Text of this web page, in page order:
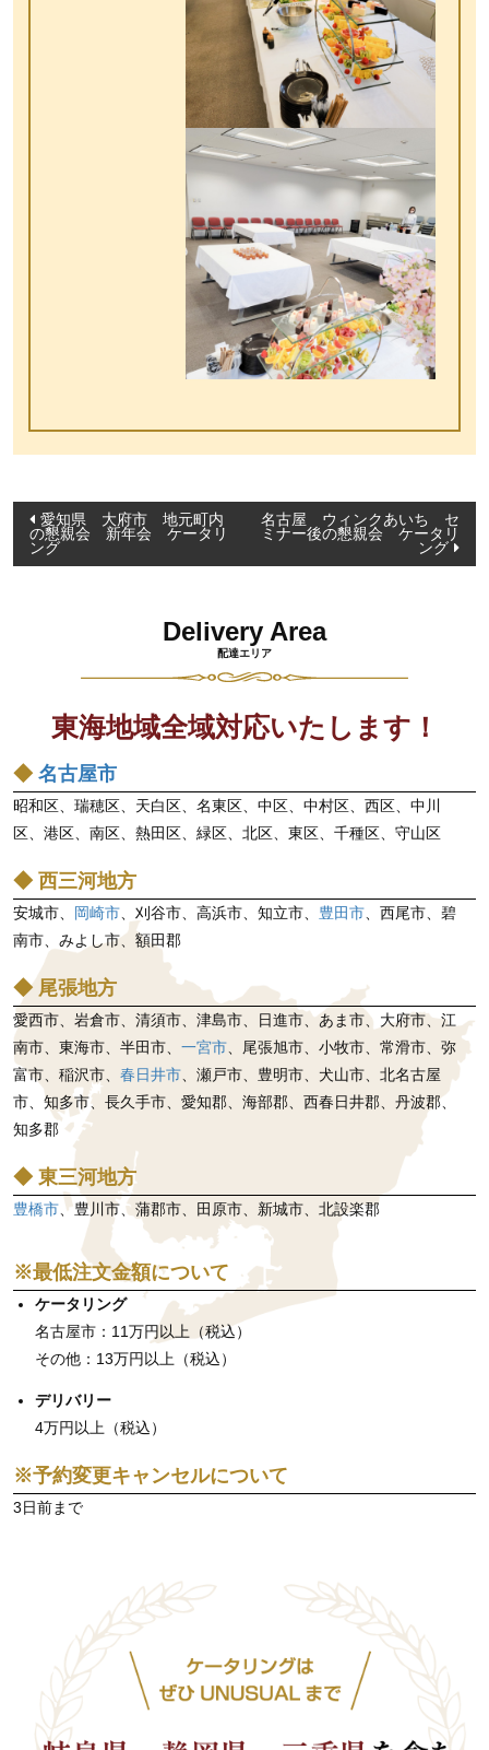
投
稿
ナ
ン
愛知県 大府市 地元町内
の懇親会 新年会 ケータリ
ング
名古屋 ウィンクあいち セ
ミナー後の懇親会 ケータリ
ング
Delivery Area
配達エリア
東海地域全域対応いたします！
◆ 名古屋市
昭和区、瑞穂区、天白区、名東区、中区、中村区、西区、中川
区、港区、南区、熱田区、緑区、北区、東区、千種区、守山区
◆ 西三河地方
安城市、 岡崎市 、刈谷市、高浜市、知立市、 豊田市 、西尾市、碧
南市、みよし市、額田郡
◆ 尾張地方
愛西市、岩倉市、清須市、津島市、日進市、あま市、大府市、江
南市、東海市、半田市、 一宮市 、尾張旭市、小牧市、常滑市、弥
富市、稲沢市、 春日井市 、瀬戸市、豊明市、犬山市、北名古屋
市、知多市、長久手市、愛知郡、海部郡、西春日井郡、丹波郡、
知多郡
◆ 東三河地方
豊橋市 、豊川市、蒲郡市、田原市、新城市、北設楽郡
※最低注文金額について
ケータリング
名古屋市：11万円以上（税込）
その他：13万円以上（税込）
デリバリー
4万円以上（税込）
※予約変更キャンセルについて
3日前まで